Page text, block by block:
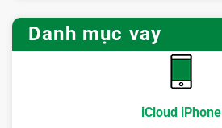
bảo
Cần
gì
tránh
Hà
Checklist
chọn
đơn
vị
Danh mục vay
iCloud iPhone